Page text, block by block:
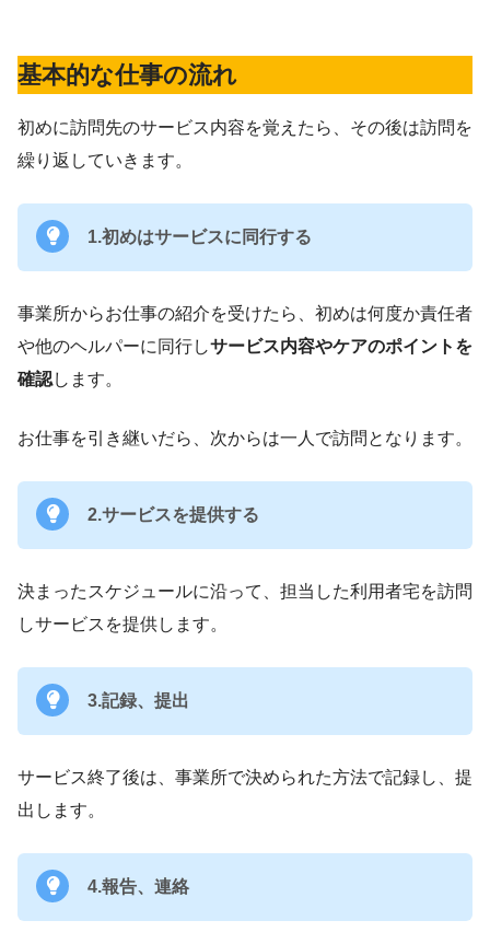
基本的な仕事の流れ
初めに訪問先のサービス内容を覚えたら、その後は訪問を
繰り返していきます。
1.初めはサービスに同行する
事業所からお仕事の紹介を受けたら、初めは何度か責任者
や他のヘルパーに同行しサービス内容やケアのポイントを
確認します。
お仕事を引き継いだら、次からは一人で訪問となります。
2.サービスを提供する
決まったスケジュールに沿って、担当した利用者宅を訪問
しサービスを提供します。
3.記録、提出
サービス終了後は、事業所で決められた方法で記録し、提
出します。
4.報告、連絡